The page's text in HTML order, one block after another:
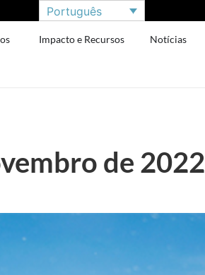
Português
Impacto e Recursos Notícias
de 2022